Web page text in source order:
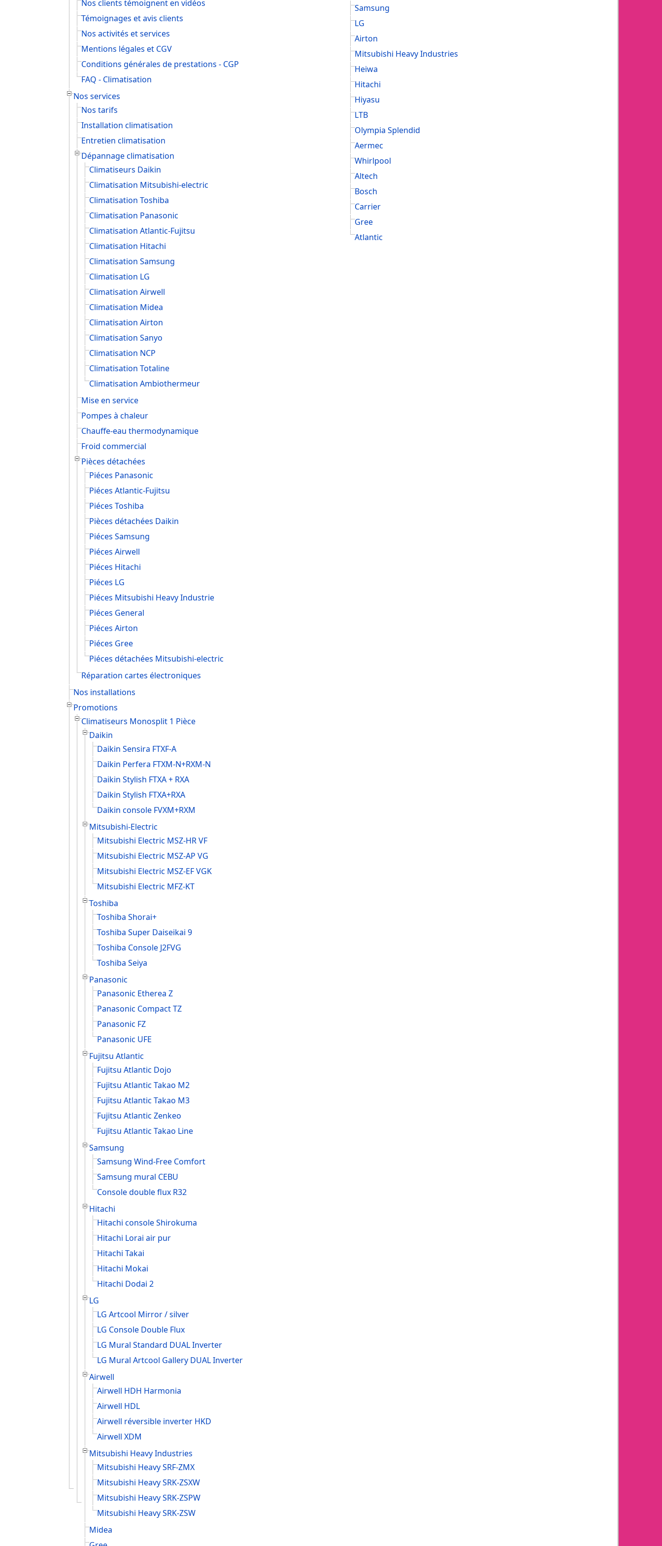
Nos clients témoignent en vidéos
Témoignages et avis clients
Nos activités et services
Mentions légales et CGV
Conditions générales de prestations - CGP
FAQ - Climatisation
Nos services
Nos tarifs
Installation climatisation
Entretien climatisation
Dépannage climatisation
Climatiseurs Daikin
Climatisation Mitsubishi-electric
Climatisation Toshiba
Climatisation Panasonic
Climatisation Atlantic-Fujitsu
Climatisation Hitachi
Climatisation Samsung
Climatisation LG
Climatisation Airwell
Climatisation Midea
Climatisation Airton
Climatisation Sanyo
Climatisation NCP
Climatisation Totaline
Climatisation Ambiothermeur
Mise en service
Pompes à chaleur
Chauffe-eau thermodynamique
Froid commercial
Pièces détachées
Piéces Panasonic
Piéces Atlantic-Fujitsu
Piéces Toshiba
Pièces détachées Daikin
Piéces Samsung
Piéces Airwell
Piéces Hitachi
Piéces LG
Piéces Mitsubishi Heavy Industrie
Piéces General
Piéces Airton
Piéces Gree
Piéces détachées Mitsubishi-electric
Réparation cartes électroniques
Nos installations
Promotions
Climatiseurs Monosplit 1 Pièce
Daikin
Daikin Sensira FTXF-A
Daikin Perfera FTXM-N+RXM-N
Daikin Stylish FTXA + RXA
Daikin Stylish FTXA+RXA
Daikin console FVXM+RXM
Mitsubishi-Electric
Mitsubishi Electric MSZ-HR VF
Mitsubishi Electric MSZ-AP VG
Mitsubishi Electric MSZ-EF VGK
Mitsubishi Electric MFZ-KT
Toshiba
Toshiba Shorai+
Toshiba Super Daiseikai 9
Toshiba Console J2FVG
Toshiba Seiya
Panasonic
Panasonic Etherea Z
Panasonic Compact TZ
Panasonic FZ
Panasonic UFE
Fujitsu Atlantic
Fujitsu Atlantic Dojo
Fujitsu Atlantic Takao M2
Fujitsu Atlantic Takao M3
Fujitsu Atlantic Zenkeo
Fujitsu Atlantic Takao Line
Samsung
Samsung Wind-Free Comfort
Samsung mural CEBU
Console double flux R32
Hitachi
Hitachi console Shirokuma
Hitachi Lorai air pur
Hitachi Takai
Hitachi Mokai
Hitachi Dodai 2
LG
LG Artcool Mirror / silver
LG Console Double Flux
LG Mural Standard DUAL Inverter
LG Mural Artcool Gallery DUAL Inverter
Airwell
Airwell HDH Harmonia
Airwell HDL
Airwell réversible inverter HKD
Airwell XDM
Mitsubishi Heavy Industries
Mitsubishi Heavy SRF-ZMX
Mitsubishi Heavy SRK-ZSXW
Mitsubishi Heavy SRK-ZSPW
Mitsubishi Heavy SRK-ZSW
Midea
Samsung
LG
Airton
Mitsubishi Heavy Industries
Heiwa
Hitachi
Hiyasu
LTB
Olympia Splendid
Aermec
Whirlpool
Altech
Bosch
Carrier
Gree
Atlantic